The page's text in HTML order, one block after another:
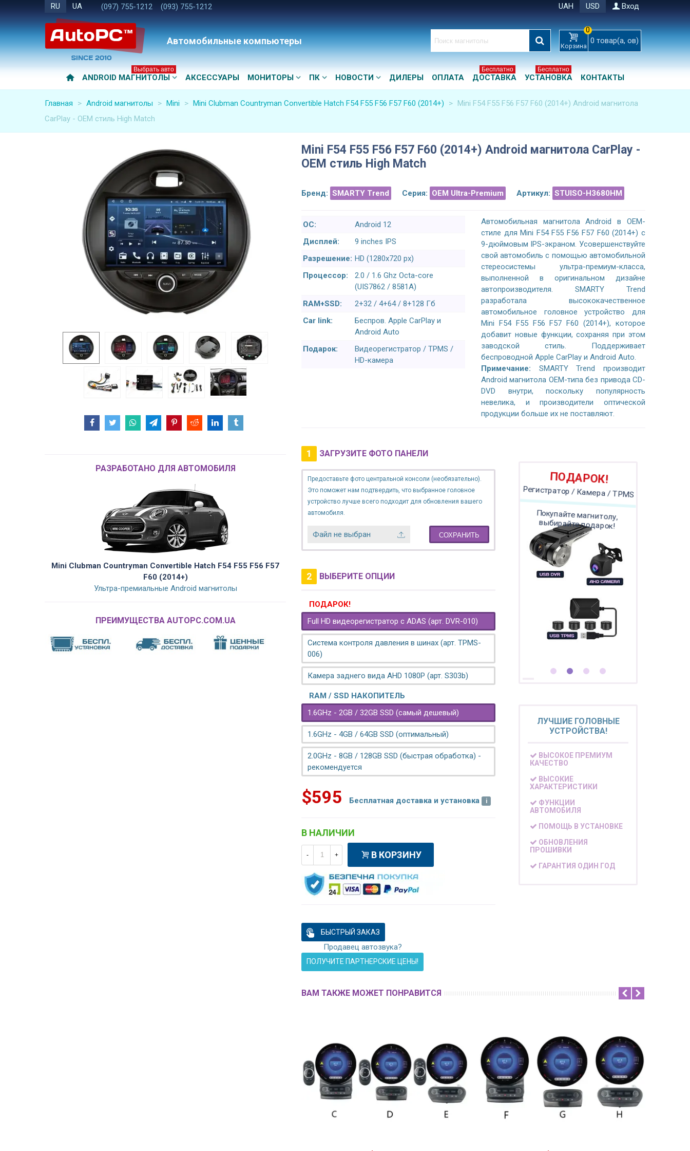
RU UA (097) 755-1212 (093) 755-1212 UAH USD Вход
Автомобильные компьютеры Корзина
0
0 товар(а, ов)
ANDROID МАГНИТОЛЫ
Выбрать авто
АКСЕССУАРЫ МОНИТОРЫ ПК НОВОСТИ ДИЛЕРЫ ОПЛАТА ДОСТАВКА
Бесплатно
УСТАНОВКА
Бесплатно
КОНТАКТЫ
Главная > Android магнитолы > Mini > Mini Clubman Countryman Convertible Hatch F54 F55 F56 F57 F60 (2014+) > Mini F54 F55 F56 F57 F60 (2014+) Android магнитола
CarPlay - OEM стиль High Match
РАЗРАБОТАНО ДЛЯ АВТОМОБИЛЯ
Mini Clubman Countryman Convertible Hatch F54 F55 F56 F57
F60 (2014+)
Ультра-премиальные Android магнитолы
ПРЕИМУЩЕСТВА AUTOPC.COM.UA
Mini F54 F55 F56 F57 F60 (2014+) Android магнитола CarPlay -
OEM стиль High Match
Бренд: SMARTY Trend Серия: OEM Ultra-Premium Артикул: STUISO-H3680HM
ОС:
Android 12
Дисплей:
9 inches IPS
Разрешение: HD (1280х720 px)
Процессор:
2.0 / 1.6 Ghz Octa-core
(UIS7862 / 8581A)
RAM+SSD:
2+32 / 4+64 / 8+128 Гб
Car link:
Беспров. Apple CarPlay и
Android Auto
Подарок:
Видеорегистратор / TPMS /
HD-камера
Автомобильная магнитола Android в OEM-
стиле для Mini F54 F55 F56 F57 F60 (2014+) с
9-дюймовым IPS-экраном. Усовершенствуйте
свой автомобиль с помощью автомобильной
стереосистемы ультра-премиум-класса,
выполненной в оригинальном дизайне
автопроизводителя. SMARTY Trend
разработала высококачественное
автомобильное головное устройство для
Mini F54 F55 F56 F57 F60 (2014+), которое
добавит новые функции, сохраняя при этом
заводской стиль. Поддерживает
беспроводной Apple CarPlay и Android Auto.
Примечание: SMARTY Trend производит
Android магнитола OEM-типа без привода CD-
DVD внутри, поскольку популярность
невелика, и производители оптической
продукции больше их не поставляют.
1 ЗАГРУЗИТЕ ФОТО ПАНЕЛИ
Предоставьте фото центральной консоли (необязательно).
Это поможет нам подтвердить, что выбранное головное
устройство лучше всего подходит для обновления вашего
автомобиля.
Файл не выбран СОХРАНИТЬ
2 ВЫБЕРИТЕ ОПЦИИ
ПОДАРОК!
Full HD видеорегистратор с ADAS (арт. DVR-010)
Система контроля давления в шинах (арт. TPMS-
006)
Камера заднего вида AHD 1080P (арт. S303b)
RAM / SSD НАКОПИТЕЛЬ
1.6GHz - 2GB / 32GB SSD (самый дешевый)
1.6GHz - 4GB / 64GB SSD (оптимальный)
2.0GHz - 8GB / 128GB SSD (быстрая обработка) -
рекомендуется
$595 Бесплатная доставка и установка
В НАЛИЧИИ
- + В КОРЗИНУ
БЫСТРЫЙ ЗАКАЗ
Продавец автозвука?
ПОЛУЧИТЕ ПАРТНЕРСКИЕ ЦЕНЫ!
ПОДАРОК!
Регистратор / Камера / TPMS
Покупайте магнитолу,
выбирайте подарок!
ЛУЧШИЕ ГОЛОВНЫЕ
УСТРОЙСТВА!
ВЫСОКОЕ ПРЕМИУМ
КАЧЕСТВО
ВЫСОКИЕ
ХАРАКТЕРИСТИКИ
ФУНКЦИИ
АВТОМОБИЛЯ
ПОМОЩЬ В УСТАНОВКЕ
ОБНОВЛЕНИЯ
ПРОШИВКИ
ГАРАНТИЯ ОДИН ГОД
ВАМ ТАКЖЕ МОЖЕТ ПОНРАВИТСЯ